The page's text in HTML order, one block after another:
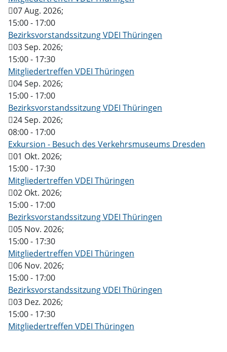
07 Aug. 2026;
15:00- 17:00
Bezirksvorstandssitzung VDEI Thüringen
03 Sep. 2026;
15:00- 17:30
Mitgliedertreffen VDEI Thüringen
04 Sep. 2026;
15:00- 17:00
Bezirksvorstandssitzung VDEI Thüringen
24 Sep. 2026;
08:00- 17:00
Exkursion - Besuch des Verkehrsmuseums Dresden
01 Okt. 2026;
15:00- 17:30
Mitgliedertreffen VDEI Thüringen
02 Okt. 2026;
15:00- 17:00
Bezirksvorstandssitzung VDEI Thüringen
05 Nov. 2026;
15:00- 17:30
Mitgliedertreffen VDEI Thüringen
06 Nov. 2026;
15:00- 17:00
Bezirksvorstandssitzung VDEI Thüringen
03 Dez. 2026;
15:00- 17:30
Mitgliedertreffen VDEI Thüringen